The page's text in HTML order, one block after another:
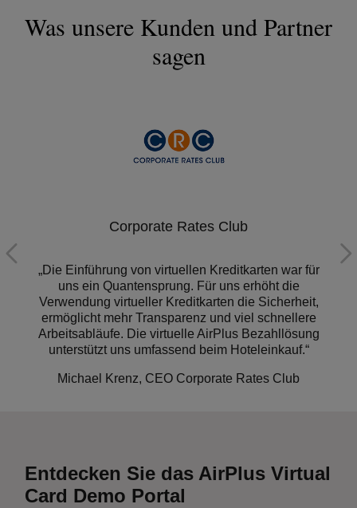
Was unsere Kunden und Partner
sagen
eMind
„Die Integration der virtuellen Zahlungslösung von
AirPlus ermöglicht es uns, unseren gemeinsamen
Kunden eine noch effizientere und nahtlosere
Abwicklung zu bieten."
Ercan Duman, CEO eMind Software GmbH
Entdecken Sie das AirPlus Virtual
Card Demo Portal